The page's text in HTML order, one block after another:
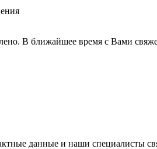
В ближайшее время с Вами
данные и наши специалисты